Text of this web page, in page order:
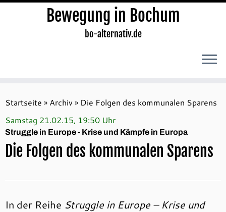
Inhalt
springen
Bewegung in Bochum
bo-alternativ.de
Startseite » Archiv » Die Folgen des kommunalen Sparens
Samstag 21.02.15, 19:50 Uhr
Struggle in Europe - Krise und Kämpfe in Europa
Die Folgen des kommunalen Sparens
In der Reihe Struggle in Europe – Krise und